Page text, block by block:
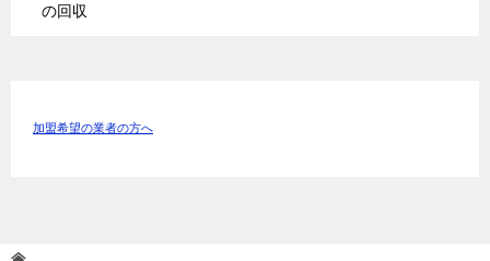
の回収
加盟希望の業者の方へ